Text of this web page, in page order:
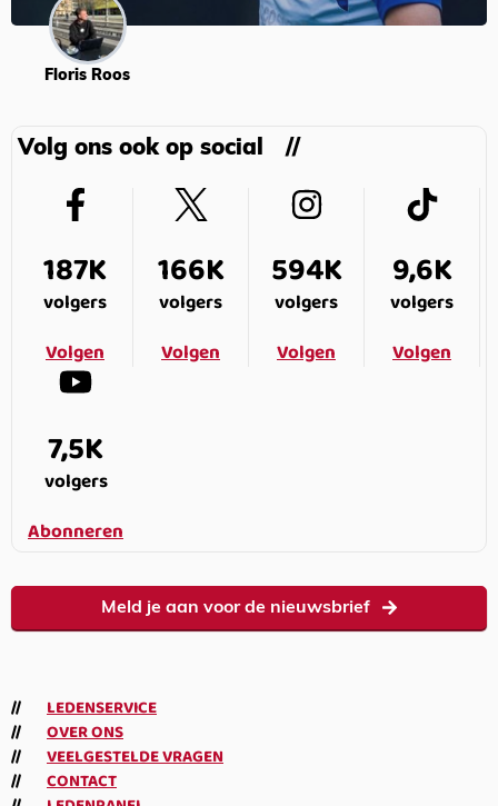
Floris Roos
Volg ons ook op social
187K
volgers
Volgen
166K
volgers
Volgen
594K
volgers
Volgen
9,6K
volgers
Volgen
7,5K
volgers
Abonneren
Meld je aan voor de nieuwsbrief
LEDENSERVICE
OVER ONS
VEELGESTELDE VRAGEN
CONTACT